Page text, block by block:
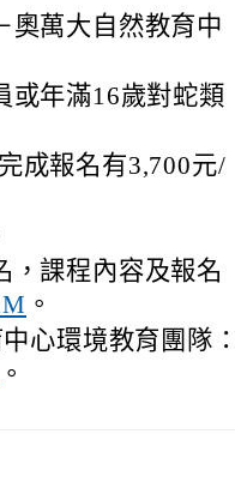
奧萬大自然教育中
或年滿16歲對蛇類
成報名有3,700元/
，課程內容及報名
。
心環境教育團隊：
。